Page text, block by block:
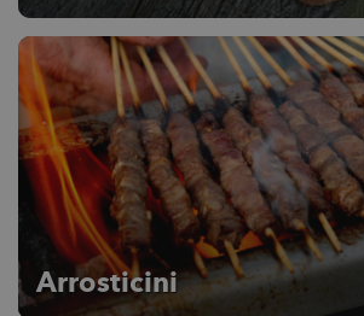
Arrosticini